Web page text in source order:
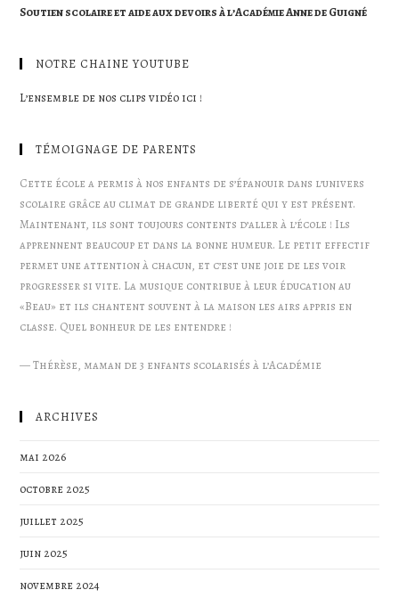
Soutien scolaire et aide aux devoirs à l’Académie Anne de Guigné
NOTRE CHAINE YOUTUBE
L’ensemble de nos clips vidéo ici !
TÉMOIGNAGE DE PARENTS
Cette école a permis à nos enfants de s’épanouir dans l’univers
scolaire grâce au climat de grande liberté qui y est présent.
Maintenant, ils sont toujours contents d’aller à l’école ! Ils
apprennent beaucoup et dans la bonne humeur. Le petit effectif
permet une attention à chacun, et c’est une joie de les voir
progresser si vite. La musique contribue à leur éducation au
«Beau» et ils chantent souvent à la maison les airs appris en
classe. Quel bonheur de les entendre !
—Thérèse, maman de 3 enfants scolarisés à l’Académie
ARCHIVES
mai 2026
octobre 2025
juillet 2025
juin 2025
novembre 2024